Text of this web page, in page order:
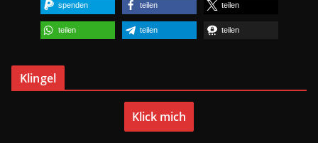
spenden teilen teilen
teilen teilen teilen
Klingel
Klick mich